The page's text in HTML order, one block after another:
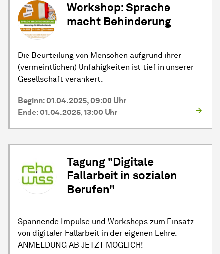
Workshop: Sprache
macht Behinderung
Die Beurteilung von Menschen aufgrund ihrer
(vermeintlichen) Unfähigkeiten ist tief in unserer
Gesellschaft verankert.
Beginn: 01.04.2025, 09:00 Uhr
Ende: 01.04.2025, 13:00 Uhr
Tagung "Digitale
Fallarbeit in sozialen
Berufen"
Spannende Impulse und Workshops zum Einsatz
von digitaler Fallarbeit in der eigenen Lehre.
ANMELDUNG AB JETZT MÖGLICH!